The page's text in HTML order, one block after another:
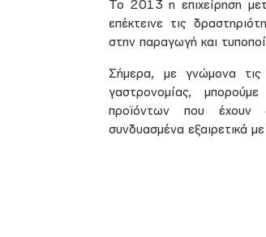
Το 2013 η επιχείρηση
επέκτεινε τις
στην παραγωγή και
Σήμερα, με γνώμονα τις
γαστρονομίας,
προϊόντων που έχουν
συνδυασμένα εξαιρετικά